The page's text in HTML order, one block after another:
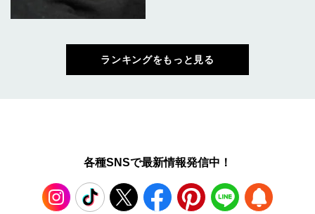
ランキングをもっと見る
各種SNSで最新情報発信中！